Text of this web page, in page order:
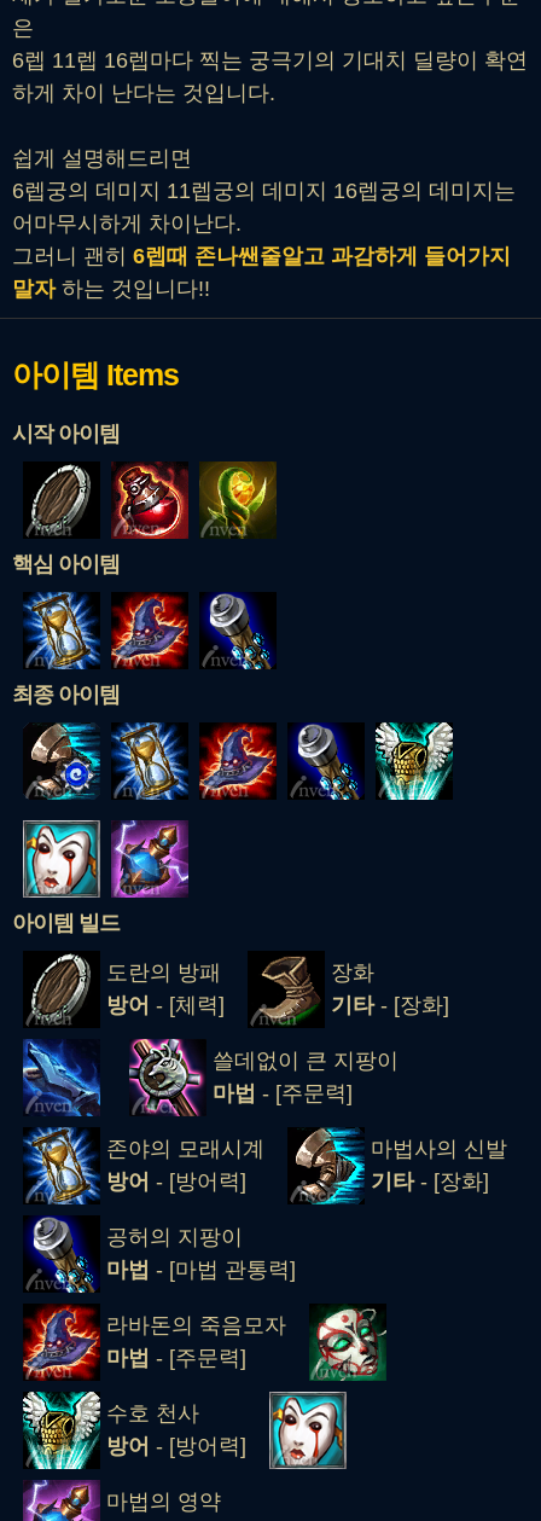
은
6렙 11렙 16렙마다 찍는 궁극기의 기대치 딜량이 확연
하게 차이 난다는 것입니다.
쉽게 설명해드리면
6렙궁의 데미지 11렙궁의 데미지 16렙궁의 데미지는
어마무시하게 차이난다.
그러니 괜히 6렙때 존나쌘줄알고 과감하게 들어가지
말자하는 것입니다!!
아이템 Items
시작 아이템
핵심 아이템
최종 아이템
아이템 빌드
도란의 방패
방어 - [체력]
장화
기타- [장화]
쓸데없이 큰 지팡이
마법 - [주문력]
존야의 모래시계
방어 - [방어력]
마법사의 신발
기타- [장화]
공허의 지팡이
마법 - [마법 관통력]
라바돈의 죽음모자
마법 - [주문력]
수호 천사
방어 - [방어력]
마법의 영약